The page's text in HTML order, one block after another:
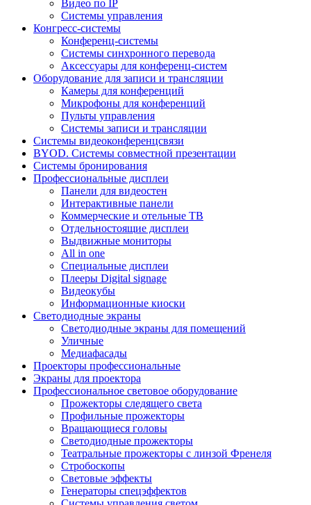
Видео по IP
Системы управления
Конгресс-системы
Конференц-системы
Системы синхронного перевода
Аксессуары для конференц-систем
Оборудование для записи и трансляции
Камеры для конференций
Микрофоны для конференций
Пульты управления
Системы записи и трансляции
Системы видеоконференцсвязи
BYOD. Системы совместной презентации
Системы бронирования
Профессиональные дисплеи
Панели для видеостен
Интерактивные панели
Коммерческие и отельные ТВ
Отдельностоящие дисплеи
Выдвижные мониторы
All in one
Специальные дисплеи
Плееры Digital signage
Видеокубы
Информационные киоски
Светодиодные экраны
Светодиодные экраны для помещений
Уличные
Медиафасады
Проекторы профессиональные
Экраны для проектора
Профессиональное световое оборудование
Прожекторы следящего света
Профильные прожекторы
Вращающиеся головы
Светодиодные прожекторы
Театральные прожекторы с линзой Френеля
Стробоскопы
Световые эффекты
Генераторы спецэффектов